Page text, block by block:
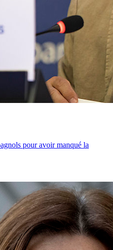
pour avoir manqué la